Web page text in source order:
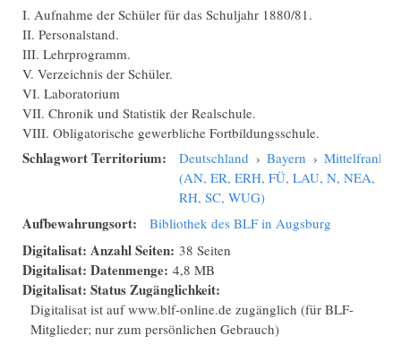
I. Aufnahme der Schüler für das Schuljahr 1880/81.
II. Personalstand.
III. Lehrprogramm.
V. Verzeichnis der Schüler.
VI. Laboratorium
VII. Chronik und Statistik der Realschule.
VIII. Obligatorische gewerbliche Fortbildungsschule.
Schlagwort Territorium: Deutschland › Bayern › Mittelfranken
(AN, ER, ERH, FÜ, LAU, N, NEA,
RH, SC, WUG)
Aufbewahrungsort: Bibliothek des BLF in Augsburg
Digitalisat: Anzahl Seiten: 38 Seiten
Digitalisat: Datenmenge: 4,8 MB
Digitalisat: Status Zugänglichkeit:
Digitalisat ist auf www.blf-online.de zugänglich (für BLF-
Mitglieder; nur zum persönlichen Gebrauch)